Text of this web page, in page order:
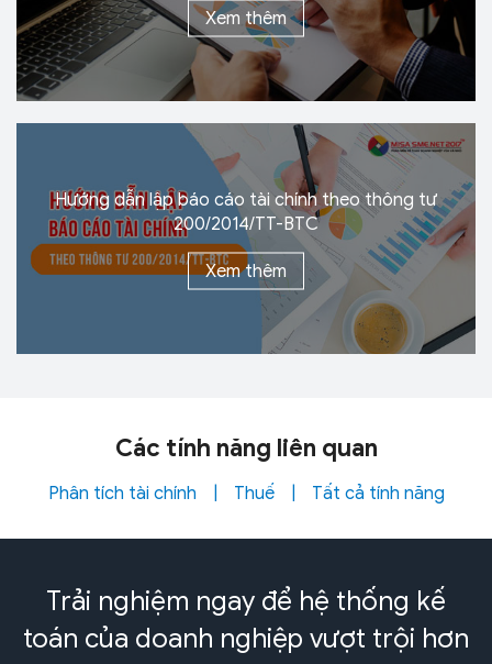
Xem thêm
Hướng dẫn lập báo cáo tài chính theo thông tư
200/2014/TT-BTC
Xem thêm
Các tính năng liên quan
Phân tích tài chính Thuế Tất cả tính năng
Trải nghiệm ngay để hệ thống kế
toán của doanh nghiệp vượt trội hơn